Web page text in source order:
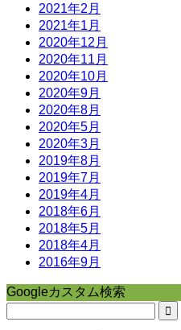
2021年2月
2021年1月
2020年12月
2020年11月
2020年10月
2020年9月
2020年8月
2020年5月
2020年3月
2019年8月
2019年7月
2019年4月
2018年6月
2018年5月
2018年4月
2016年9月
Googleカスタム検索